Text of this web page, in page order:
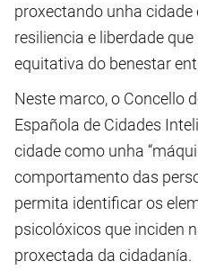
proxectando unha cidade
resiliencia e liberdade
equitativa do benestar
Neste marco, o Concello
Española de Cidades
cidade como unha
comportamento das
permita identificar os
psicolóxicos que inciden
proxectada da cidadanía.